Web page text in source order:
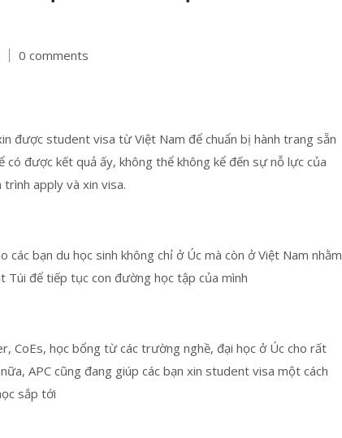
0 comments
được student visa từ Việt Nam để chuẩn bị hành trang sẵn
được kết quả ấy, không thể không kể đến sự nỗ lực của
apply và xin visa.
bạn du học sinh không chỉ ở Úc mà còn ở Việt Nam nhằm
Túi để tiếp tục con đường học tập của mình
CoEs, học bổng từ các trường nghề, đại học ở Úc cho rất
APC cũng đang giúp các bạn xin student visa một cách
sắp tới